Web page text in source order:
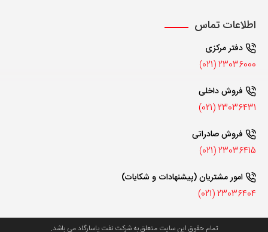
اطلاعات تماس
دفتر مرکزی
23036000 (021)
فروش داخلی
23036431 (021)
فروش صادراتی
23036415 (021)
امور مشتریان (پیشنهادات و شکایات)
23036404 (021)
تمام حقوق این سایت متعلق به شرکت نفت پاسارگاد می باشد.